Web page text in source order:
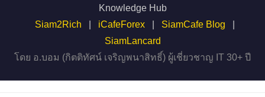
Knowledge Hub
Siam2Rich
iCafeForex SiamCafe Blog
SiamLancard
โดย อ.บอม (กิตติทัศน์ เจริญพนาสิทธิ์) ผู้เชี่ยวชาญ IT 30+ ปี